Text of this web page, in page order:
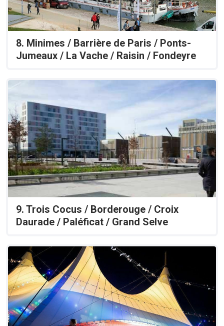
8. Minimes / Barrière de Paris / Ponts-
Jumeaux / La Vache / Raisin / Fondeyre
9. Trois Cocus / Borderouge / Croix
Daurade / Paléficat / Grand Selve